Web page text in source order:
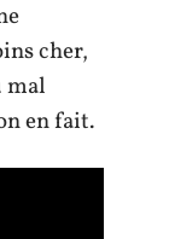
cher,
mal
en fait.